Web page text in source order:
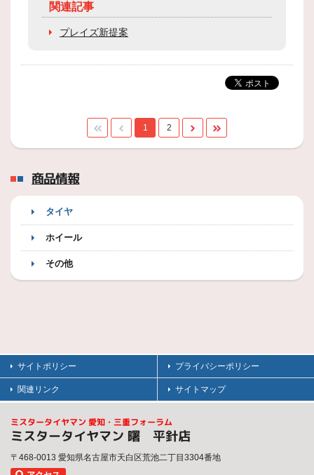
関連記事
プレイズ新提案
1 2
商品情報
タイヤ
ホイール
その他
サイトポリシー プライバシーポリシー
関連リンク サイトマップ
ミスタータイヤマン 愛知・三重フォーラム
ミスタータイヤマン 曙 平針店
〒468-0013 愛知県名古屋市天白区荒池二丁目3304番地